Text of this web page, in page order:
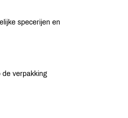
specerijen en
de verpakking